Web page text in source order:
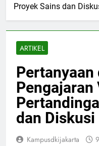
Proyek Sains dan
ARTIKEL
Pertanyaan
Pengajaran
dan Diskusi
Kampusdkijakarta